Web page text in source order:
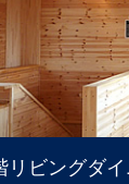
リビングダ